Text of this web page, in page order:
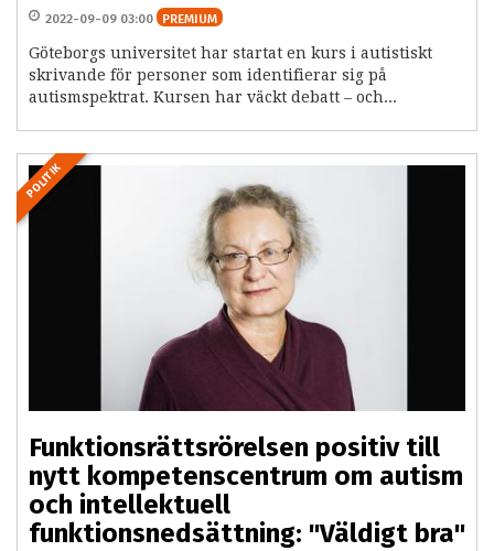
2022-09-09 03:00 PREMIUM
Göteborgs universitet har startat en kurs i autistiskt
skrivande för personer som identifierar sig på
autismspektrat. Kursen har väckt debatt – och...
POLITIK
Funktionsrättsrörelsen positiv till
nytt kompetenscentrum om autism
och intellektuell
funktionsnedsättning: "Väldigt bra"